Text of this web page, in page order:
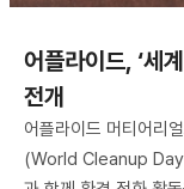
어플라이드, ‘세
전개
어플라이드 머티어리
(World Cleanup